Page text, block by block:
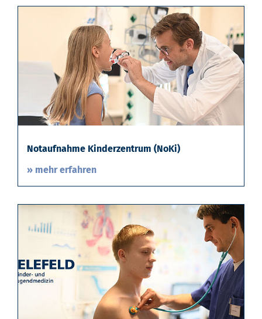
Notaufnahme Kinderzentrum (NoKi)
» mehr erfahren